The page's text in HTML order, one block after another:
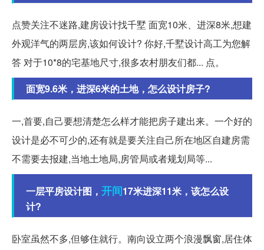
点赞关注不迷路,建房设计找千墅 面宽10米、进深8米,想建
外观洋气的两层房,该如何设计? 你好,千墅设计高工为您解
答 对于10*8的宅基地尺寸,很多农村朋友们都... 点。
面宽9.6米，进深6米的土地，怎么设计房子?
一,首要,自己要想清楚怎么样才能把房子建出来。一个好的
设计是必不可少的,还有就是要关注自己所在地区自建房需
不需要去报建,当地土地局,房管局或者规划局等...
一层平房设计图， 开间17米进深11米，该怎么设
计?
卧室虽然不多,但够住就行。南向设立两个浪漫飘窗,居住体